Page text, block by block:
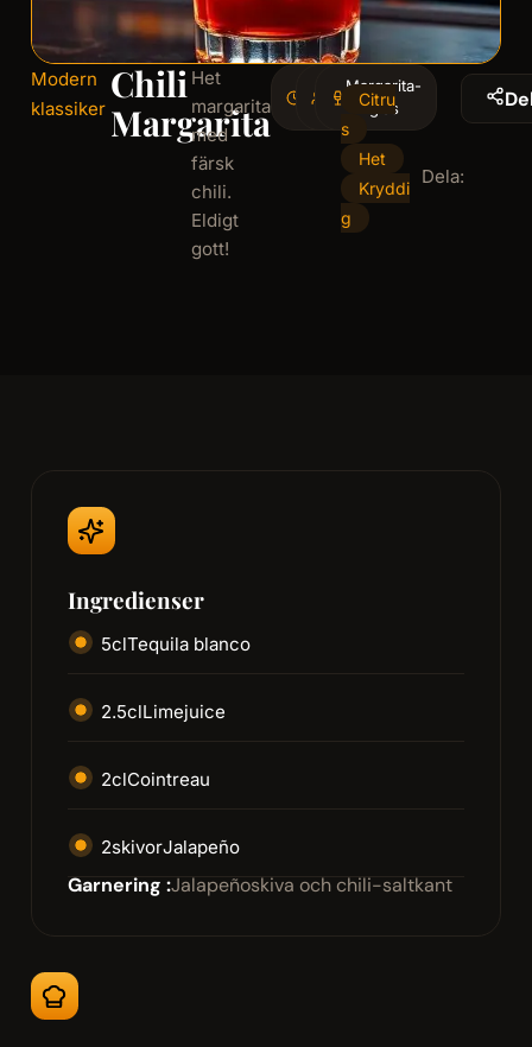
Modern
klassiker
Chili
Margarita
Het
margarita
med
färsk
chili.
Eldigt
gott!
5
minminutes
1
serving
Margarita-
glas
Citru
s
Het
Kryddi
g
Dela:
Ingredienser
5clTequila blanco
2.5clLimejuice
2clCointreau
2skivorJalapeño
Garnering :Jalapeñoskiva och chili-saltkant